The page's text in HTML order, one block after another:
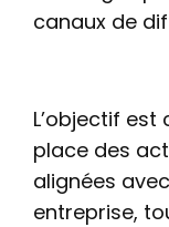
canaux de
L’objectif
place des
alignées
entreprise,